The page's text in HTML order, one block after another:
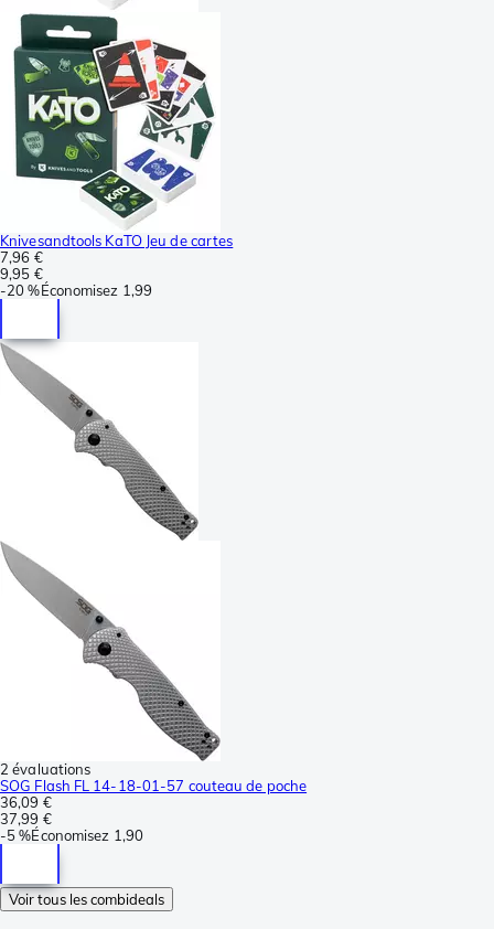
Knivesandtools KaTO Jeu de cartes
7,96 €
9,95 €
-20 %Économisez 1,99
2 évaluations
SOG Flash FL 14-18-01-57 couteau de poche
36,09 €
37,99 €
-5 %Économisez 1,90
Voir tous les combideals